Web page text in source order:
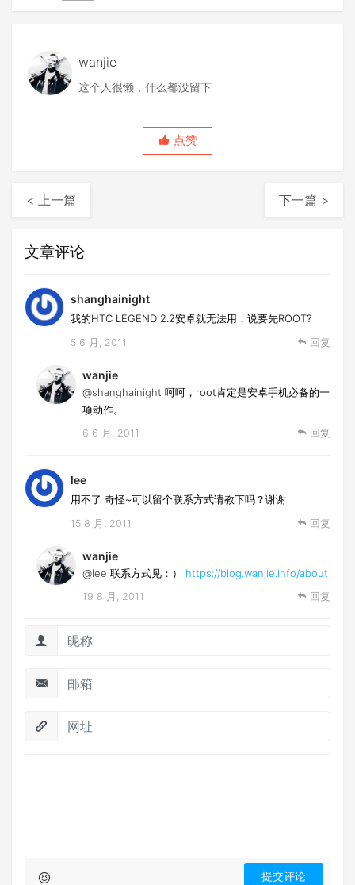
wanjie
这个人很懒，什么都没留下
点赞
< 上一篇 下一篇 >
文章评论
shanghainight
我的HTC LEGEND 2.2安卓就无法用，说要先ROOT?
5 6 月, 2011 回复
wanjie
@shanghainight 呵呵，root肯定是安卓手机必备的一
项动作。
6 6 月, 2011 回复
lee
用不了 奇怪~可以留个联系方式请教下吗？谢谢
15 8 月, 2011 回复
wanjie
@lee 联系方式见：） https://blog.wanjie.info/about
19 8 月, 2011 回复